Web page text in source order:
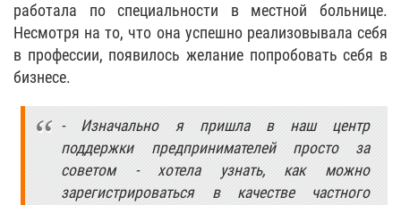
работала по специальности в местной больнице.
Несмотря на то, что она успешно реализовывала себя
в профессии, появилось желание попробовать себя в
бизнесе.
- Изначально я пришла в наш центр
поддержки предпринимателей просто за
советом - хотела узнать, как можно
зарегистрироваться в качестве частного